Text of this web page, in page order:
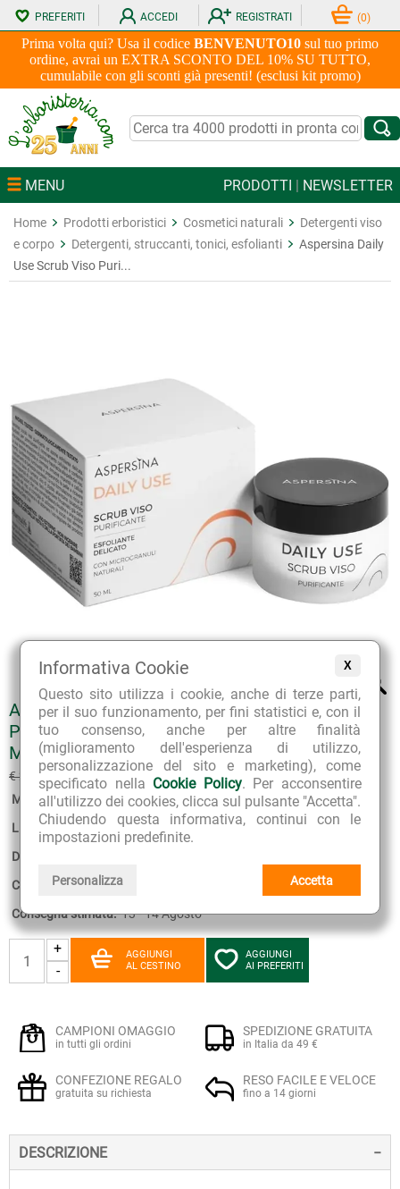
X
Informativa Cookie
Questo sito utilizza i cookie, anche di terze parti,
per il suo funzionamento, per fini statistici e, con il
tuo consenso, anche per altre finalità
(miglioramento dell'esperienza di utilizzo,
personalizzazione del sito e marketing), come
specificato nella Cookie Policy. Per acconsentire
all'utilizzo dei cookies, clicca sul pulsante "Accetta".
Chiudendo questa informativa, continui con le
impostazioni predefinite.
Personalizza Accetta
Prima volta qui? Usa il codice BENVENUTO10 sul tuo primo
ordine, avrai un EXTRA SCONTO DEL 10% SU TUTTO,
cumulabile con gli sconti già presenti! (esclusi kit promo)
PREFERITI ACCEDI REGISTRATI (0)
MENU PRODOTTI | NEWSLETTER
Home Prodotti erboristici Cosmetici naturali
Detergenti viso
e corpo
Detergenti, struccanti, tonici, esfolianti
Aspersina Daily
Use Scrub Viso Puri...
ASPERSINA DAILY USE SCRUB VISO
PURIFICANTE ESFOLIANTE DELICATO CON
MICROGRANULI NATURALI
€ 24.90 € 22.41 (sconto 10%)
Marca: Pharmalife Research
Linea: Aspersina
Disponibilità:
Confezione:50 ml
Consegna stimata:13 - 14 Agosto
+
-
AGGIUNGI
AL CESTINO
AGGIUNGI
AI PREFERITI
CAMPIONI OMAGGIO
in tutti gli ordini
SPEDIZIONE GRATUITA
in Italia da 49 €
CONFEZIONE REGALO
gratuita su richiesta
RESO FACILE E VELOCE
fino a 14 giorni
DESCRIZIONE